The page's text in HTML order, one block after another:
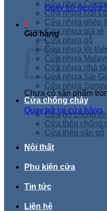
Quay trở lại cửa
0
Giỏ hàng
Chưa có sản phẩm
Quay trở lại cửa hàng
Cửa nhựa
Cửa nhựa Đài
Cửa nhựa ghép
Cửa nhựa giá rẻ
Cửa nhựa gỗ
Cửa nhựa lõi
Cửa nhựa
Cửa nhựa nhà
Cửa nhựa Sài
Cửa nhựa
Cửa chống cháy
Cửa gỗ chống
Cửa thép chống
Cửa thép vân gỗ
Nội thất
Phụ kiện cửa
Tin tức
Liên hệ